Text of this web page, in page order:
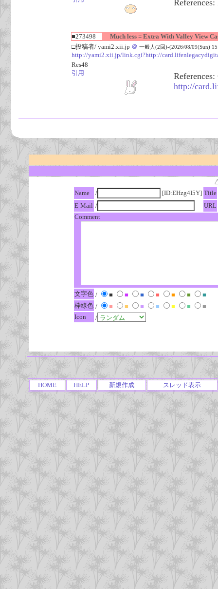
■273498
Much less = Extra With Valley View
□投稿者/ yami2.xii.jp ＠ 一般人(2回)-(2026/08/09(Sun)
http://yami2.xii.jp/link.cgi?http://
Res48
引用
http://
Name
/ [ID:EHzg4I5Y] Title
E-Mail /
URL
Comment
文字色 / ■ ■ ■ ■ ■ ■
■
枠線色 / ■ ■ ■ ■ ■ ■
■
Icon
/
HOME HELP 新規作成 スレッド表示